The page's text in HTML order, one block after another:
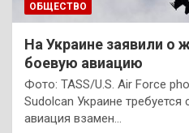
ОБЩЕСТВО
На Украине заявили о
боевую авиацию
Фото: TASS/U.S. Air Force
Sudolcan Украине
авиация взамен…